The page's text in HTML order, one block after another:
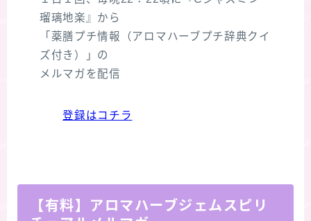
瑠璃地楽』から
「薬膳プチ情報（アロマハーブプチ辞典クイ
ズ付き）」の
メルマガを配信
登録はコチラ
【有料】アロマハーブジェムスピリ